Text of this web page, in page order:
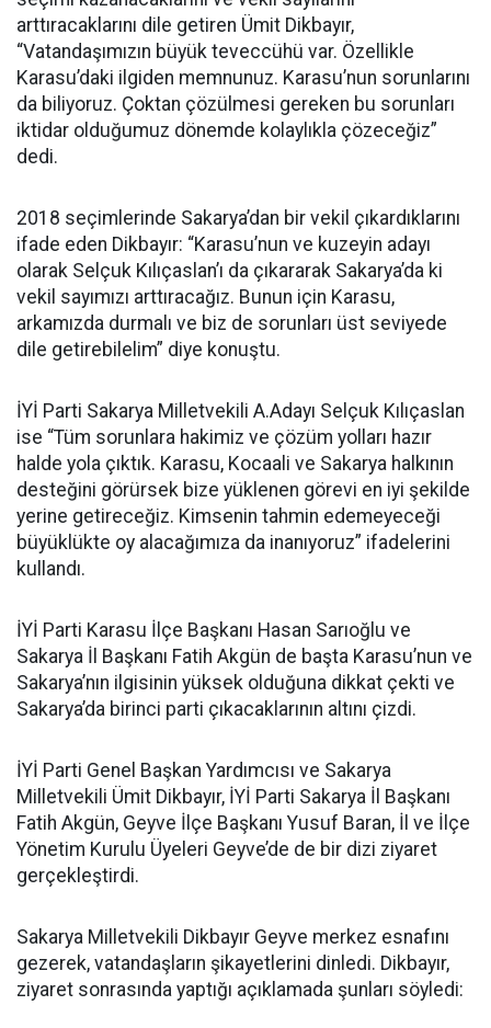
arttıracaklarını dile getiren Ümit Dikbayır,
“Vatandaşımızın büyük teveccühü var. Özellikle
Karasu’daki ilgiden memnunuz. Karasu’nun sorunlarını
da biliyoruz. Çoktan çözülmesi gereken bu sorunları
iktidar olduğumuz dönemde kolaylıkla çözeceğiz”
dedi.
2018 seçimlerinde Sakarya’dan bir vekil çıkardıklarını
ifade eden Dikbayır: “Karasu’nun ve kuzeyin adayı
olarak Selçuk Kılıçaslan’ı da çıkararak Sakarya’da ki
vekil sayımızı arttıracağız. Bunun için Karasu,
arkamızda durmalı ve biz de sorunları üst seviyede
dile getirebilelim” diye konuştu.
İYİ Parti Sakarya Milletvekili A.Adayı Selçuk Kılıçaslan
ise “Tüm sorunlara hakimiz ve çözüm yolları hazır
halde yola çıktık. Karasu, Kocaali ve Sakarya halkının
desteğini görürsek bize yüklenen görevi en iyi şekilde
yerine getireceğiz. Kimsenin tahmin edemeyeceği
büyüklükte oy alacağımıza da inanıyoruz” ifadelerini
kullandı.
İYİ Parti Karasu İlçe Başkanı Hasan Sarıoğlu ve
Sakarya İl Başkanı Fatih Akgün de başta Karasu’nun ve
Sakarya’nın ilgisinin yüksek olduğuna dikkat çekti ve
Sakarya’da birinci parti çıkacaklarının altını çizdi.
İYİ Parti Genel Başkan Yardımcısı ve Sakarya
Milletvekili Ümit Dikbayır, İYİ Parti Sakarya İl Başkanı
Fatih Akgün, Geyve İlçe Başkanı Yusuf Baran, İl ve İlçe
Yönetim Kurulu Üyeleri Geyve’de de bir dizi ziyaret
gerçekleştirdi.
Sakarya Milletvekili Dikbayır Geyve merkez esnafını
gezerek, vatandaşların şikayetlerini dinledi. Dikbayır,
ziyaret sonrasında yaptığı açıklamada şunları söyledi: